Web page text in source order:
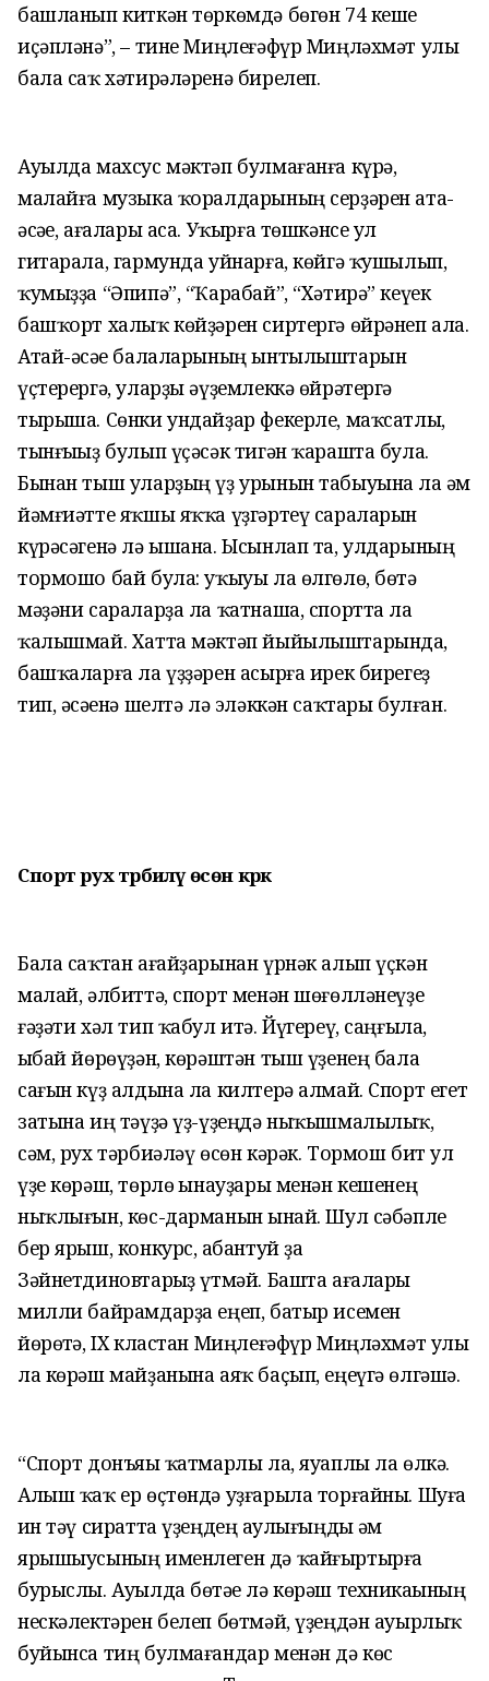
башланып киткән төркөмдә бөгөн 74 кеше
иҫәпләнә”, – тине Миңлеғәфүр Миңләхмәт улы
бала саҡ хәтирәләренә бирелеп.
Ауылда махсус мәктәп булмағанға күрә,
малайға музыка ҡоралдарының серҙәрен ата-
әсәһе, ағалары аса. Уҡырға төшкәнсе ул
гитарала, гармунда уйнарға, көйгә ҡушылып,
ҡумыҙҙа “Әпипә”, “Ҡарабай”, “Хәтирә” кеүек
башҡорт халыҡ көйҙәрен сиртергә өйрәнеп ала.
Атай-әсәһе балаларының ынтылыштарын
үҫтерергә, уларҙы әүҙемлеккә өйрәтергә
тырыша. Сөнки ундайҙар фекерле, маҡсатлы,
тынғыһыҙ булып үҫәсәк тигән ҡарашта була.
Бынан тыш уларҙың үҙ урынын табыуына ла һәм
йәмғиәтте яҡшы яҡҡа үҙгәртеү сараларын
күрәсәгенә лә ышана. Ысынлап та, улдарының
тормошо бай була: уҡыуы ла өлгөлө, бөтә
мәҙәни сараларҙа ла ҡатнаша, спортта ла
ҡалышмай. Хатта мәктәп йыйылыштарында,
башҡаларға ла үҙҙәрен асырға ирек бирегеҙ
тип, әсәһенә шелтә лә эләккән саҡтары булған.
Спорт рух тәрбиәләү өсөн кәрәк
Бала саҡтан ағайҙарынан үрнәк алып үҫкән
малай, әлбиттә, спорт менән шөғөлләнеүҙе
ғәҙәти хәл тип ҡабул итә. Йүгереү, саңғыла,
һыбай йөрөүҙән, көрәштән тыш үҙенең бала
сағын күҙ алдына ла килтерә алмай. Спорт егет
затына иң тәүҙә үҙ-үҙеңдә ныҡышмалылыҡ,
сәм, рух тәрбиәләү өсөн кәрәк. Тормош бит ул
үҙе көрәш, төрлө һынауҙары менән кешенең
ныҡлығын, көс-дарманын һынай. Шул сәбәпле
бер ярыш, конкурс, һабантуй ҙа
Зәйнетдиновтарһыҙ үтмәй. Башта ағалары
милли байрамдарҙа еңеп, батыр исемен
йөрөтһә, IX кластан Миңлеғәфүр Миңләхмәт улы
ла көрәш майҙанына аяҡ баҫып, еңеүгә өлгәшә.
“Спорт донъяһы ҡатмарлы ла, яуаплы ла өлкә.
Алыш ҡаҡ ер өҫтөндә уҙғарыла торғайны. Шуға
һин тәү сиратта үҙеңдең һаулығыңды һәм
ярышыусының именлеген дә ҡайғыртырға
бурыслы. Ауылда бөтәһе лә көрәш техникаһының
нескәлектәрен белеп бөтмәй, үҙеңдән ауырлыҡ
буйынса тиң булмағандар менән дә көс